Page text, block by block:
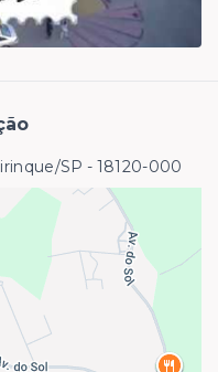
SP - 18120-000